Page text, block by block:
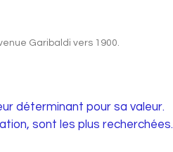
Garibaldi vers 1900.
déterminant pour sa valeur.
sont les plus recherchées.